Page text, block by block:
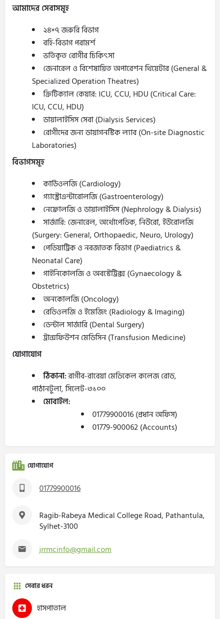
আমাদের সেবাসমূহ
২৪×৭ জরুরি বিভাগ
বহি-বিভাগ পরামর্শ
ভর্তিকৃত রোগীর চিকিৎসা
জেনারেল ও বিশেষায়িত অপারেশন থিয়েটার (General &
Specialized Operation Theatres)
ক্রিটিক্যাল কেয়ার: ICU, CCU, HDU (Critical Care:
ICU, CCU, HDU)
ডায়ালাইসিস সেবা (Dialysis Services)
রোগীদের জন্য ডায়াগনস্টিক ল্যাব (On-site Diagnostic
Laboratories)
বিভাগসমূহ
কার্ডিওলজি (Cardiology)
গ্যাস্ট্রোএন্টারোলজি (Gastroenterology)
নেফ্রোলজি ও ডায়ালাইসিস (Nephrology & Dialysis)
সার্জারি: জেনারেল, অর্থোপেডিক, নিউরো, ইউরোলজি
(Surgery: General, Orthopaedic, Neuro, Urology)
পেডিয়াট্রিক ও নবজাতক বিভাগ (Paediatrics &
Neonatal Care)
গাইনিকোলজি ও অবস্টেট্রিক্স (Gynaecology &
Obstetrics)
অনকোলজি (Oncology)
রেডিওলজি ও ইমেজিং (Radiology & Imaging)
ডেন্টাল সার্জারি (Dental Surgery)
ট্রান্সফিউশন মেডিসিন (Transfusion Medicine)
যোগাযোগ
ঠিকানা:রাগীব-রাবেয়া মেডিকেল কলেজ রোড,
পাঠানটুলা, সিলেট-৩১০০
মোবাইল:
01779900016 (প্রধান অফিস)
01779-900062 (Accounts)
যোগাযোগ
01779900016
Ragib-Rabeya Medical College Road, Pathantula,
Sylhet-3100
jrrmcinfo@gmail.com
সেবার ধরন
হাসপাতাল